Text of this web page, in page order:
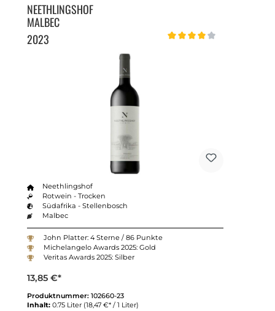
NEETHLINGSHOF
MALBEC
2023
Neethlingshof
Rotwein - Trocken
Südafrika - Stellenbosch
Malbec
John Platter: 4 Sterne / 86 Punkte
Michelangelo Awards 2025: Gold
Veritas Awards 2025: Silber
13,85 €*
Produktnummer: 102660-23
Inhalt: 0.75 Liter (18,47 €* / 1 Liter)